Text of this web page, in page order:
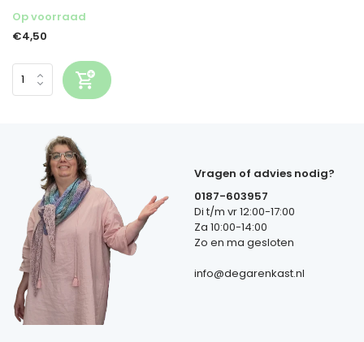
Op voorraad
€4,50
Vragen of advies nodig?
0187-603957
Di t/m vr 12:00-17:00
Za 10:00-14:00
Zo en ma gesloten
info@degarenkast.nl